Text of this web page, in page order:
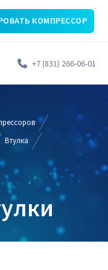
КОМПРЕССОР
+7 (831) 266-06-01
Втулка